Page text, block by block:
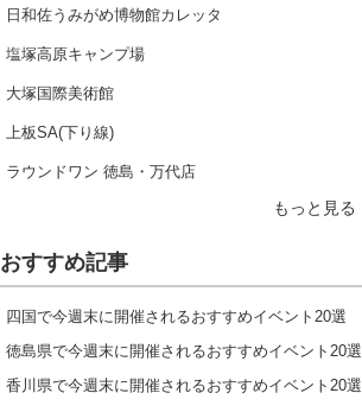
日和佐うみがめ博物館カレッタ
塩塚高原キャンプ場
大塚国際美術館
上板SA(下り線)
ラウンドワン 徳島・万代店
もっと見る
おすすめ記事
四国で今週末に開催されるおすすめイベント20選
徳島県で今週末に開催されるおすすめイベント20選
香川県で今週末に開催されるおすすめイベント20選